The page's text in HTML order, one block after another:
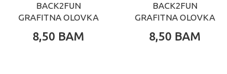
BACK2FUN
GRAFITNA OLOVKA
8,50 BAM
BACK2FUN
GRAFITNA OLOVKA
8,50 BAM